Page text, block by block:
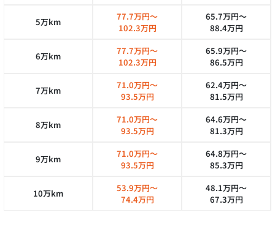
5万km
77.7万円～
102.3万円
65.7万円～
88.4万円
6万km
77.7万円～
102.3万円
65.9万円～
86.5万円
7万km
71.0万円～
93.5万円
62.4万円～
81.5万円
8万km
71.0万円～
93.5万円
64.6万円～
81.3万円
9万km
71.0万円～
93.5万円
64.8万円～
85.3万円
10万km
53.9万円～
74.4万円
48.1万円～
67.3万円